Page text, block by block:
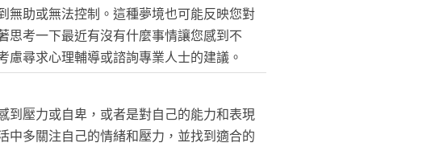
無助或無法控制。這種夢境也可能反映您對
思考一下最近有沒有什麼事情讓您感到不
尋求心理輔導或諮詢專業人士的建議。
到壓力或自卑，或者是對自己的能力和表現
中多關注自己的情緒和壓力，並找到適合的